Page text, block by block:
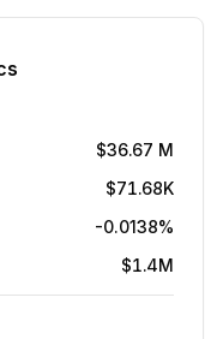
$36.67 M
$71.68K
-0.0138%
$1.4M